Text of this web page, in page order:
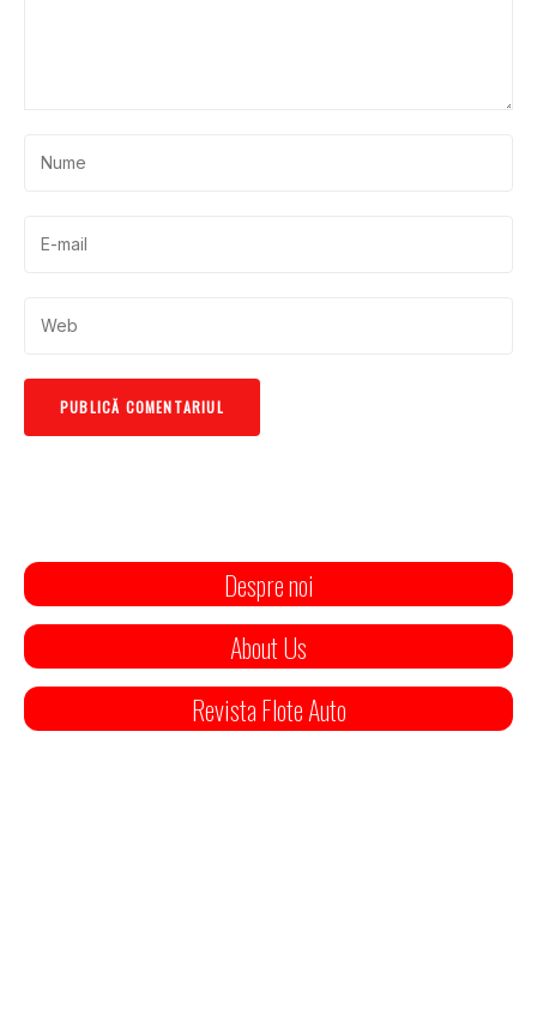
Despre noi
About Us
Revista Flote Auto